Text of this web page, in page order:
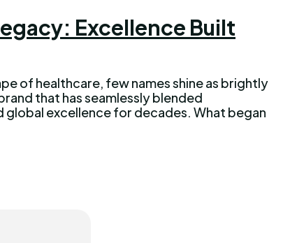
Excellence Built
of healthcare, few names shine as brightly
that has seamlessly blended
global excellence for decades. What began